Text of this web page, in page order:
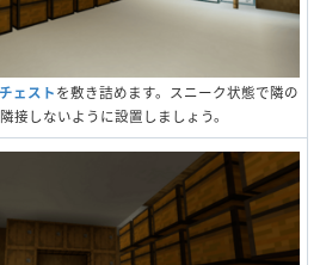
チェスト を敷き詰めます。スニーク状態で隣の
接しないように設置しましょう。